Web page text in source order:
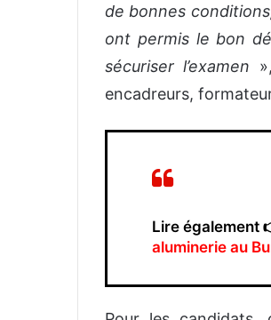
de bonnes
ont permis le bon
sécuriser l’examen
encadreurs,
Lire également
aluminerie au